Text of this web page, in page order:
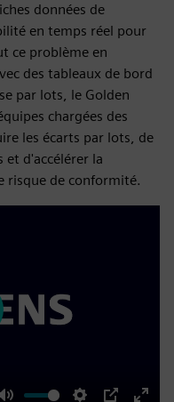
données de
en temps réel pour
ce problème en
des tableaux de bord
par lots, le Golden
chargées des
les écarts par lots, de
d'accélérer la
risque de conformité.